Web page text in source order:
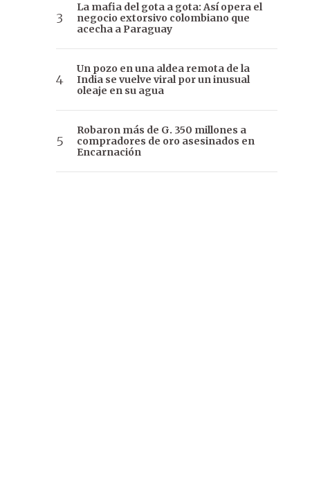
La mafia del gota a gota: Así opera el
negocio extorsivo colombiano que
acecha a Paraguay
Un pozo en una aldea remota de la
India se vuelve viral por un inusual
oleaje en su agua
Robaron más de G. 350 millones a
compradores de oro asesinados en
Encarnación